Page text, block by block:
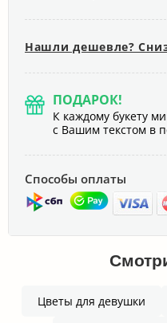
Нашли дешевле?
ПОДАРОК!
К каждому букету
с Вашим текстом в
Способы оплаты
Цветы для девушки